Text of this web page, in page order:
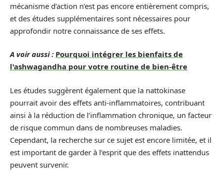
mécanisme d’action n’est pas encore entièrement compris,
et des études supplémentaires sont nécessaires pour
approfondir notre connaissance de ses effets.
A voir aussi : Pourquoi intégrer les bienfaits de
l'ashwagandha pour votre routine de bien-être
Les études suggèrent également que la nattokinase
pourrait avoir des effets anti-inflammatoires, contribuant
ainsi à la réduction de l’inflammation chronique, un facteur
de risque commun dans de nombreuses maladies.
Cependant, la recherche sur ce sujet est encore limitée, et il
est important de garder à l’esprit que des effets inattendus
peuvent survenir.